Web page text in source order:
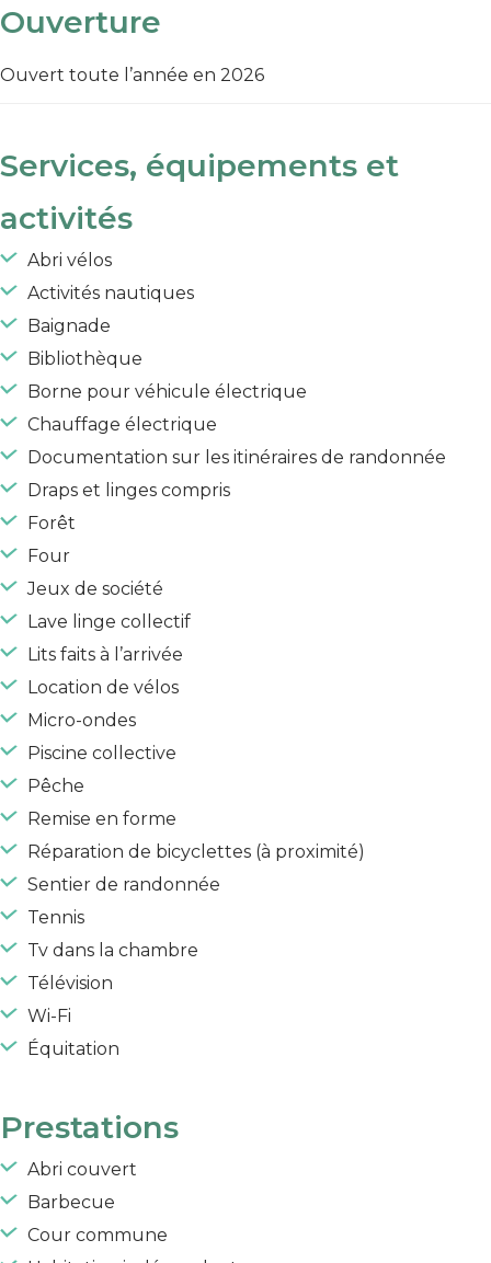
Ouverture
Ouvert toute l’année en 2026
Services, équipements et
activités
Abri vélos
Activités nautiques
Baignade
Bibliothèque
Borne pour véhicule électrique
Chauffage électrique
Documentation sur les itinéraires de randonnée
Draps et linges compris
Forêt
Four
Jeux de société
Lave linge collectif
Lits faits à l’arrivée
Location de vélos
Micro-ondes
Piscine collective
Pêche
Remise en forme
Réparation de bicyclettes (à proximité)
Sentier de randonnée
Tennis
Tv dans la chambre
Télévision
Wi-Fi
Équitation
Prestations
Abri couvert
Barbecue
Cour commune